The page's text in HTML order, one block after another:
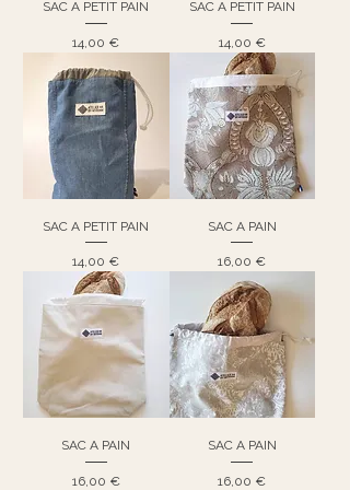
SAC A PETIT PAIN
Prix
14,00 €
SAC A PETIT PAIN
Prix
14,00 €
SAC A PETIT PAIN
Prix
14,00 €
SAC A PAIN
Prix
16,00 €
SAC A PAIN
Prix
16,00 €
SAC A PAIN
Prix
16,00 €